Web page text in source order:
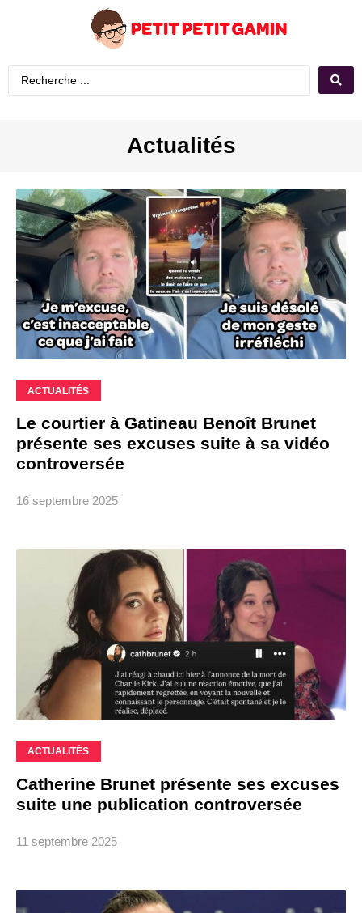
Actualités
ACTUALITÉS
Le courtier à Gatineau Benoît Brunet
présente ses excuses suite à sa vidéo
controversée
16 septembre 2025
ACTUALITÉS
Catherine Brunet présente ses excuses
suite une publication controversée
11 septembre 2025